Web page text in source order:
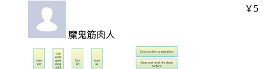
魔鬼筋肉人
￥5